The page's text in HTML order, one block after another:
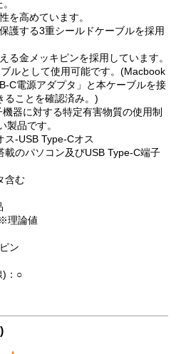
を高めています。
護する3重シールドケーブルを採用
る金メッキピンを採用しています。
ルとして使用可能です。(Macbook
C電源アダプタ」と本ケーブルを接
ることを確認済み。)
器に対する特定有害物質の使用制
製品です。
ス-USB Type-Cオス
のパソコン及びUSB Type-C端子
含む
理論値
ン
)：○